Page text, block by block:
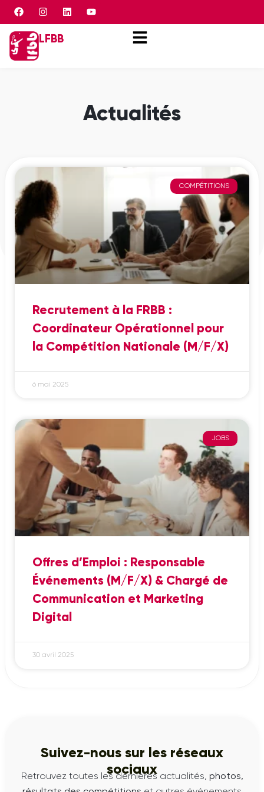
Panneau de gestion des cookies
LFBB
Actualités
COMPÉTITIONS
Recrutement à la FRBB :
Coordinateur Opérationnel pour
la Compétition Nationale (M/F/X)
6 mai 2025
JOBS
Offres d’Emploi : Responsable
Événements (M/F/X) & Chargé de
Communication et Marketing
Digital
30 avril 2025
Suivez-nous sur les réseaux
sociaux
Retrouvez toutes les dernières actualités, photos,